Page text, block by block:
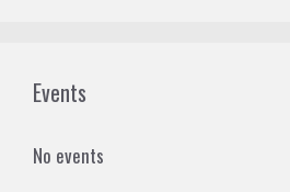
Events
No events